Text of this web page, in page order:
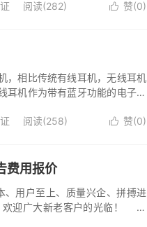
 赞(0)
阅读(282)
，相比传统有线耳机，无线耳机
耳机作为带有蓝牙功能的电子产
 赞(0)
阅读(258)
费用报价
用户至上、质量兴企、拼搏进
，欢迎广大新老客户的光临！